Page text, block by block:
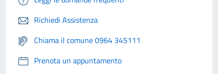
Richiedi Assistenza
Chiama il comune 0964 345111
Prenota un appuntamento